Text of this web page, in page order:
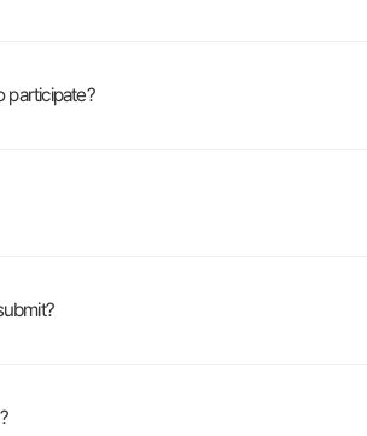
participate?